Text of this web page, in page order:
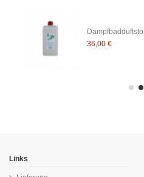
Dampfbadduftstoff
36,00 €
Links